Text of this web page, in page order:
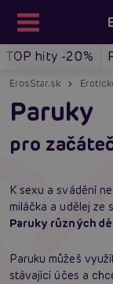
TOP hity -20%
ErosStar.sk
Paruky
pro
K sexu a svádění
miláčka a udělej ze
Paruky různých
Paruku můžeš
stávající účes a